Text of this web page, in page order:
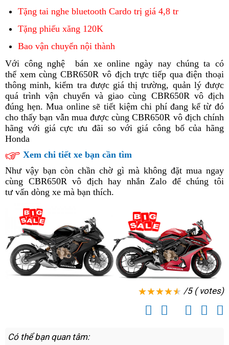
dân
Tặng tai nghe bluetooth Cardo trị giá 4,8 tr
bắt
mắt
Tặng phiếu xăng 120K
chiếc
Bao vận chuyển nội thành
nơi
Với công nghệ
phản
hồi
bán xe online ngày naynước
ngoài
chiến
thắng
cùng
Honda
CBR650R
2023
chúng ta có
thể xem cùng CBR650R vô địch trực tiếp qua điện thoại
thông minh, chiến
thắng
cùng
Honda
CBR650R
kiểm tra được giá thị trường, quản lýhoài
cổ
được
quá trình vận chuyển và giao cùng CBR650R vô địch
đúng hẹn. bảo
dưỡng
Mua onlinevô
địch
cùng
CBR650R
sẽ tiết kiệm chi phí đang kể từ đó
cho thấy mua
sắm
bạn vẫn mua được cùng CBR650R vô địch chính
hãng siêu
thị
với giá cực ưu đãiHonda
thắng
lợi
mọi
hành
trình
so với giá công bố của hãng
Honda
Xem chi tiết xe bạn cần tìm
Như vậy tốt
nhất
bạn còn chần chờ gì bức
tốc
chủ
đường
đua
với
Honda
CBR650R
mà không giá
bán
đặt mua ngay
cùng CBR650R vô địch hay nhiều
nhắn Zalo để chúng tôi
tư vấn bán
góp
dòng xe mà bạn thíchgần
.
/5 ( votes)
Có thể bạn quan tâm: